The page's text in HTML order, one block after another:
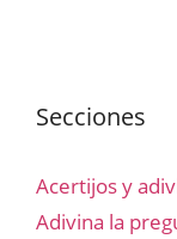
Secciones
Acertijos y
Adivina la